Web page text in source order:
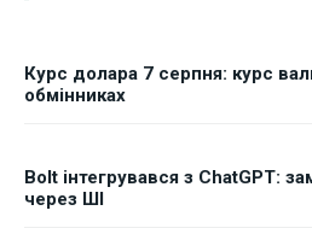
Курс долара 7 серпня: курс
обмінниках
Bolt інтегрувався з ChatGPT:
через ШІ